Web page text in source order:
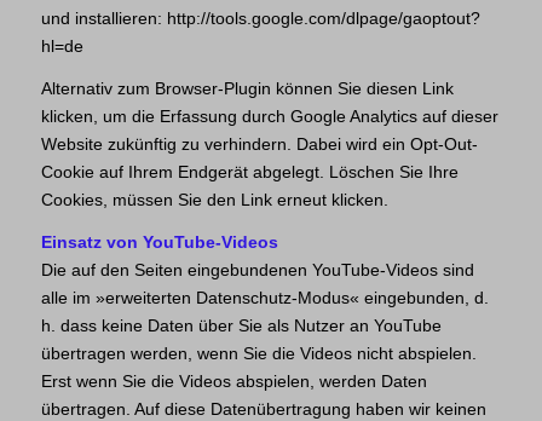
und installieren: http://tools.google.com/dlpage/gaoptout?
hl=de
Alternativ zum Browser-Plugin können Sie diesen Link
klicken, um die Erfassung durch Google Analytics auf dieser
Website zukünftig zu verhindern. Dabei wird ein Opt-Out-
Cookie auf Ihrem Endgerät abgelegt. Löschen Sie Ihre
Cookies, müssen Sie den Link erneut klicken.
Einsatz von YouTube-Videos
Die auf den Seiten eingebundenen YouTube-Videos sind
alle im »erweiterten Datenschutz-Modus« eingebunden, d.
h. dass keine Daten über Sie als Nutzer an YouTube
übertragen werden, wenn Sie die Videos nicht abspielen.
Erst wenn Sie die Videos abspielen, werden Daten
übertragen. Auf diese Datenübertragung haben wir keinen